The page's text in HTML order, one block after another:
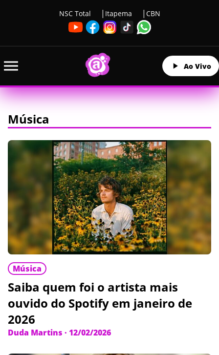
NSC Total Itapema CBN
Ao Vivo
Música
Música
Saiba quem foi o artista mais
ouvido do Spotify em janeiro de
2026
Duda Martins · 12/02/2026